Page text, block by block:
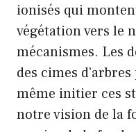
ionisés qui
végétation vers le
mécanismes. Les
des cimes
même initier ces
notre vision de la